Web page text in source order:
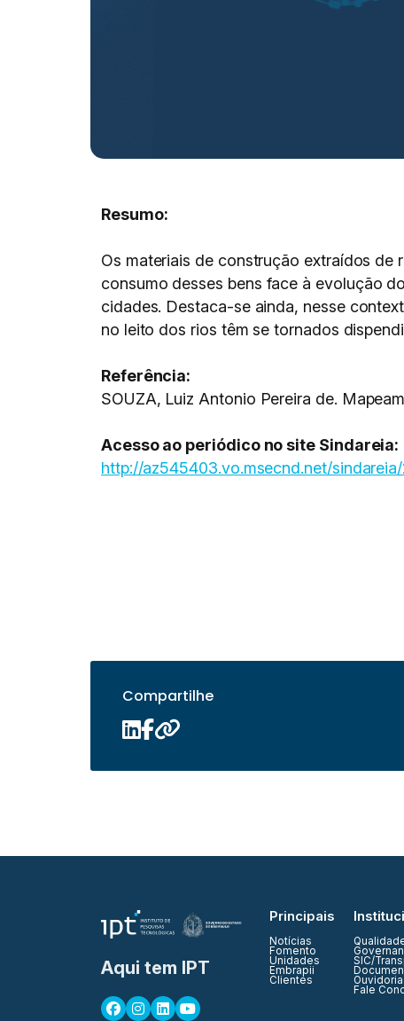
Resumo:
Os materiais de construção extraídos de
consumo desses bens face à evolução
cidades. Destaca-se ainda, nesse
no leito dos rios têm se tornados
Referência:
SOUZA, Luiz Antonio Pereira de.
Acesso ao periódico no site Sindareia:
http://az545403.vo.msecnd.net/
Compartilhe
Aqui tem IPT
Principais
Notícias
Fomento
Unidades
Embrapii
Clientes
SIC/
Ouvidoria
Fale